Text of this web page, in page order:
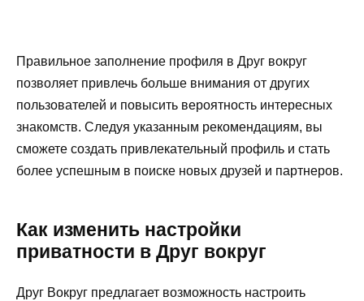
Правильное заполнение профиля в Друг вокруг
позволяет привлечь больше внимания от других
пользователей и повысить вероятность интересных
знакомств. Следуя указанным рекомендациям, вы
сможете создать привлекательный профиль и стать
более успешным в поиске новых друзей и партнеров.
Как изменить настройки
приватности в Друг вокруг
Друг Вокруг предлагает возможность настроить